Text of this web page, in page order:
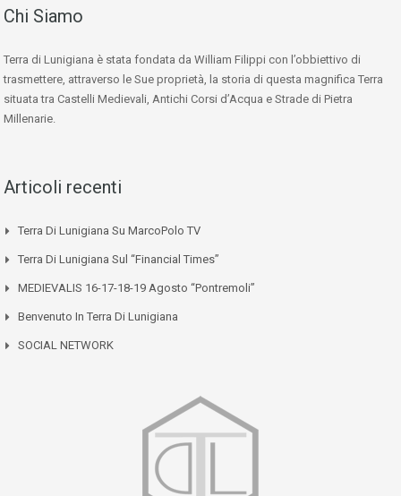
Chi Siamo
Terra di Lunigiana è stata fondata da William Filippi con l’obbiettivo di
trasmettere, attraverso le Sue proprietà, la storia di questa magnifica Terra
situata tra Castelli Medievali, Antichi Corsi d’Acqua e Strade di Pietra
Millenarie.
Articoli recenti
Terra Di Lunigiana Su MarcoPolo TV
Terra Di Lunigiana Sul “Financial Times”
MEDIEVALIS 16-17-18-19 Agosto “Pontremoli”
Benvenuto In Terra Di Lunigiana
SOCIAL NETWORK